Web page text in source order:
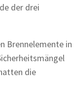
der drei
Brennelemente in
die